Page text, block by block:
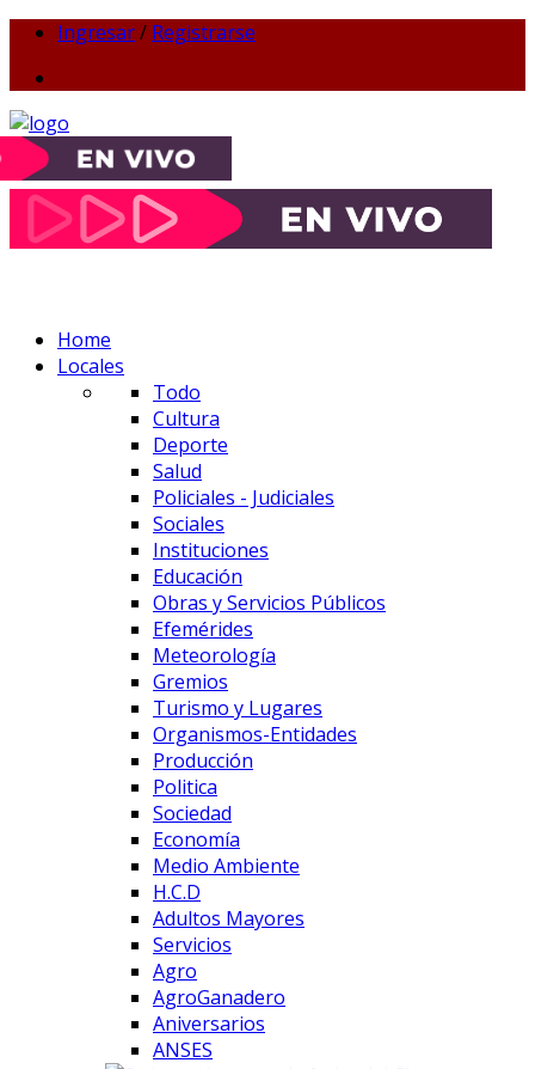
Ingresar/ Registrarse
Home
Locales
Todo
Cultura
Deporte
Salud
Policiales - Judiciales
Sociales
Instituciones
Educación
Obras y Servicios Públicos
Efemérides
Meteorología
Gremios
Turismo y Lugares
Organismos-Entidades
Producción
Politica
Sociedad
Economía
Medio Ambiente
H.C.D
Adultos Mayores
Servicios
Agro
AgroGanadero
Aniversarios
ANSES